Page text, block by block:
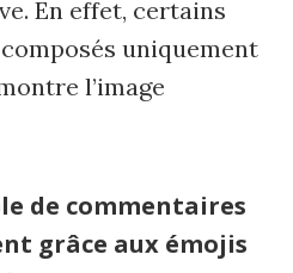
En effet, certains
uniquement
l’image
de commentaires
grâce aux émojis